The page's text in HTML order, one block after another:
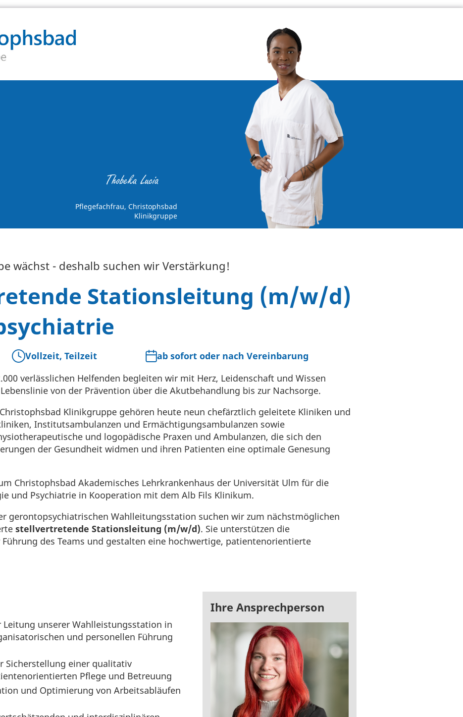
Pflegefachfrau, Christophsbad
Klinikgruppe
wächst - deshalb suchen wir Verstärkung!
Stationsleitung (m/w/d)
Vollzeit, Teilzeit
ab sofort oder nach Vereinbarung
verlässlichen Helfenden begleiten wir mit Herz, Leidenschaft und Wissen
von der Prävention über die Akutbehandlung bis zur Nachsorge.
Klinikgruppe gehören heute neun chefärztlich geleitete Kliniken und
Institutsambulanzen und Ermächtigungsambulanzen sowie
und logopädische Praxen und Ambulanzen, die sich den
der Gesundheit widmen und ihren Patienten eine optimale Genesung
Christophsbad Akademisches Lehrkrankenhaus der Universität Ulm für die
und Psychiatrie in Kooperation mit dem Alb Fils Klinikum.
gerontopsychiatrischen Wahlleitungsstation suchen wir zum nächstmöglichen
stellvertretende Stationsleitung (m/w/d). Sie unterstützen die
des Teams und gestalten eine hochwertige, patientenorientierte
unserer Wahlleistungsstation in
und personellen Führung
Sicherstellung einer qualitativ
Pflege und Betreuung
und Optimierung von Arbeitsabläufen
Ihre Ansprechperson